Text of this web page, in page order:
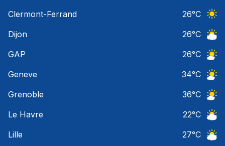
Clermont-Ferrand
26°C
Dijon
26°C
GAP
26°C
Geneve
34°C
Grenoble
36°C
Le Havre
22°C
Lille
27°C